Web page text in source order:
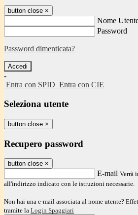
button close ×
Nome
Password
Password dimenticata?
-
Entra con SPID Entra con CIE
Seleziona utente
button close ×
Recupero password
button close ×
E-mail Verrà
all'indirizzo indicato con le istruzioni necessarie.
Non hai una e-mail associata al nome utente?
tramite la Login Spaggiari